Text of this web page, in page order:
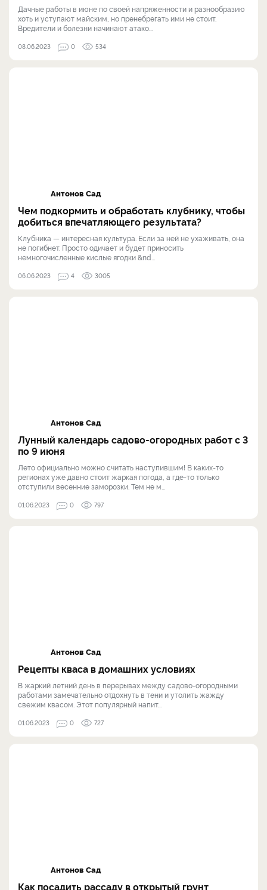
Дачные работы в июне по своей напряженности и разнообразию
хоть и уступают майским, но пренебрегать ими не стоит.
Вредители и болезни начинают атако...
08.06.2023 0 534
Антонов Сад
Чем подкормить и обработать клубнику, чтобы
добиться впечатляющего результата?
Клубника — интересная культура. Если за ней не ухаживать, она
не погибнет. Просто одичает и будет приносить
немногочисленные кислые ягодки &nd...
06.06.2023 4 3005
Антонов Сад
Лунный календарь садово-огородных работ с 3
по 9 июня
Лето официально можно считать наступившим! В каких-то
регионах уже давно стоит жаркая погода, а где-то только
отступили весенние заморозки. Тем не м...
01.06.2023 0 797
Антонов Сад
Рецепты кваса в домашних условиях
В жаркий летний день в перерывах между садово-огородными
работами замечательно отдохнуть в тени и утолить жажду
свежим квасом. Этот популярный напит...
01.06.2023 0 727
Антонов Сад
Как посадить рассаду в открытый грунт